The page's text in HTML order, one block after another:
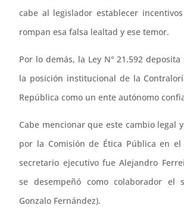
cabe al legislador establecer
rompan esa falsa lealtad y ese temor.
Por lo demás, la Ley N° 21.592
la posición institucional de la
República como un ente autónomo
Cabe mencionar que este cambio legal
por la Comisión de Ética Pública en el
secretario ejecutivo fue Alejandro
se desempeñó como colaborador el
Gonzalo Fernández).